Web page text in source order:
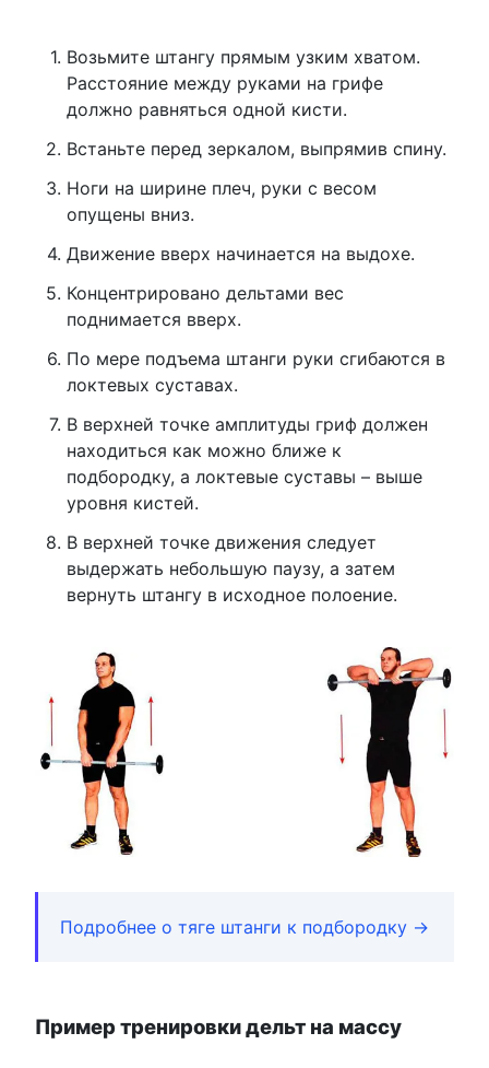
Возьмите штангу прямым узким хватом.
Расстояние между руками на грифе
должно равняться одной кисти.
Встаньте перед зеркалом, выпрямив спину.
Ноги на ширине плеч, руки с весом
опущены вниз.
Движение вверх начинается на выдохе.
Концентрировано дельтами вес
поднимается вверх.
По мере подъема штанги руки сгибаются в
локтевых суставах.
В верхней точке амплитуды гриф должен
находиться как можно ближе к
подбородку, а локтевые суставы – выше
уровня кистей.
В верхней точке движения следует
выдержать небольшую паузу, а затем
вернуть штангу в исходное полоение.
Подробнее о тяге штанги к подбородку →
Пример тренировки дельт на массу